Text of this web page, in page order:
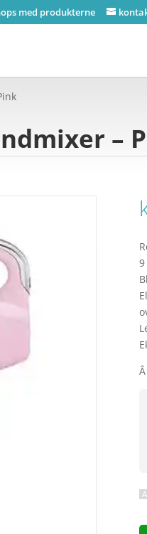
med produkterne
–